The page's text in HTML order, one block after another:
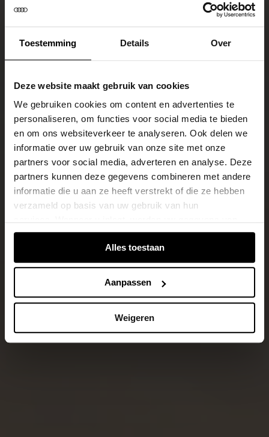
Toestemming Details Over
Deze website maakt gebruik van cookies
We gebruiken cookies om content en advertenties te
personaliseren, om functies voor social media te bieden
en om ons websiteverkeer te analyseren. Ook delen we
informatie over uw gebruik van onze site met onze
partners voor social media, adverteren en analyse. Deze
partners kunnen deze gegevens combineren met andere
informatie die u aan ze heeft verstrekt of die ze hebben
verzameld op basis van uw gebruik van hun
verschillende apparaten of browsers samengevoegd via
de extra verwerkte login-ID.Alles toestaan
Aanpassen
Weigeren